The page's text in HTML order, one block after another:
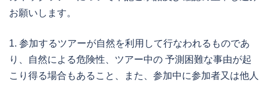
お願いします。
1. 参加するツアーが自然を利用して行なわれるものであ
り、自然による危険性、ツアー中の 予測困難な事由が起
こり得る場合もあること、また、参加中に参加者又は他人